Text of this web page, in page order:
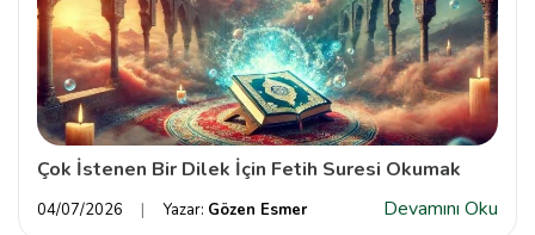
Çok İstenen Bir Dilek İçin Fetih Suresi Okumak
04/07/2026 Yazar: Gözen Esmer Devamını Oku